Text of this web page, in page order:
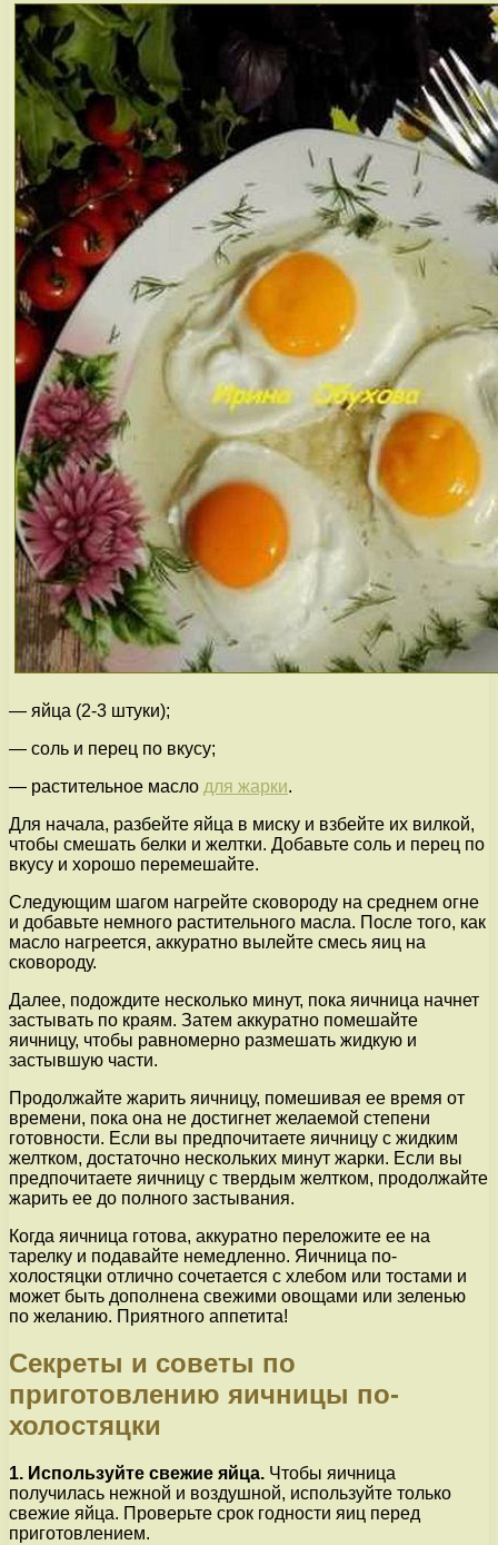
— яйца (2-3 штуки);
— соль и перец по вкусу;
— растительное масло для жарки.
Для начала, разбейте яйца в миску и взбейте их вилкой,
чтобы смешать белки и желтки. Добавьте соль и перец по
вкусу и хорошо перемешайте.
Следующим шагом нагрейте сковороду на среднем огне
и добавьте немного растительного масла. После того, как
масло нагреется, аккуратно вылейте смесь яиц на
сковороду.
Далее, подождите несколько минут, пока яичница начнет
застывать по краям. Затем аккуратно помешайте
яичницу, чтобы равномерно размешать жидкую и
застывшую части.
Продолжайте жарить яичницу, помешивая ее время от
времени, пока она не достигнет желаемой степени
готовности. Если вы предпочитаете яичницу с жидким
желтком, достаточно нескольких минут жарки. Если вы
предпочитаете яичницу с твердым желтком, продолжайте
жарить ее до полного застывания.
Когда яичница готова, аккуратно переложите ее на
тарелку и подавайте немедленно. Яичница по-
холостяцки отлично сочетается с хлебом или тостами и
может быть дополнена свежими овощами или зеленью
по желанию. Приятного аппетита!
Секреты и советы по
приготовлению яичницы по-
холостяцки
1. Используйте свежие яйца. Чтобы яичница
получилась нежной и воздушной, используйте только
свежие яйца. Проверьте срок годности яиц перед
приготовлением.